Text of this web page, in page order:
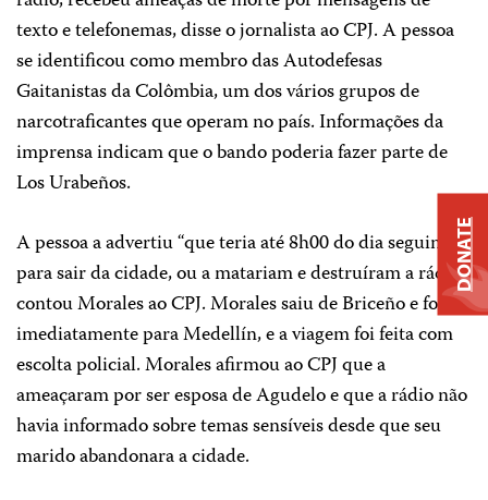
texto e telefonemas, disse o jornalista ao CPJ. A pessoa
se identificou como membro das Autodefesas
Gaitanistas da Colômbia, um dos vários grupos de
narcotraficantes que operam no país. Informações da
imprensa indicam que o bando poderia fazer parte de
Los Urabeños.
A pessoa a advertiu “que teria até 8h00 do dia seguinte
para sair da cidade, ou a matariam e destruíram a rádio”,
contou Morales ao CPJ. Morales saiu de Briceño e foi
imediatamente para Medellín, e a viagem foi feita com
escolta policial. Morales afirmou ao CPJ que a
ameaçaram por ser esposa de Agudelo e que a rádio não
havia informado sobre temas sensíveis desde que seu
marido abandonara a cidade.
DONATE